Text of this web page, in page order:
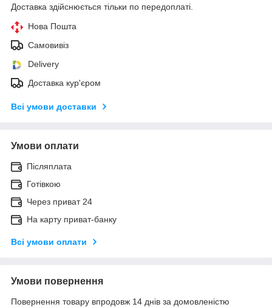
Доставка здійснюється тільки по передоплаті.
Нова Пошта
Самовивіз
Delivery
Доставка кур'єром
Всі умови доставки
Умови оплати
Післяплата
Готівкою
Через приват 24
На карту приват-банку
Всі умови оплати
Умови повернення
Повернення товару впродовж 14 днів за домовленістю